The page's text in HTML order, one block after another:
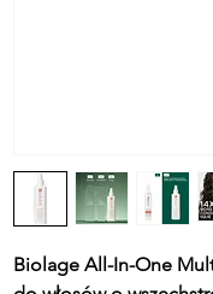
Biolage All-In-One